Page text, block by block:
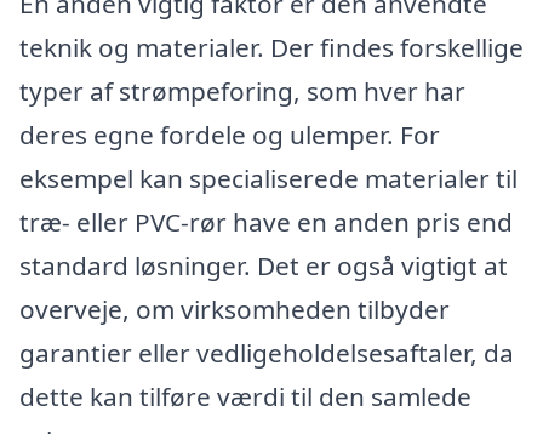
teknik og materialer. Der findes forskellige
typer af strømpeforing, som hver har
deres egne fordele og ulemper. For
eksempel kan specialiserede materialer til
træ- eller PVC-rør have en anden pris end
standard løsninger. Det er også vigtigt at
overveje, om virksomheden tilbyder
garantier eller vedligeholdelsesaftaler, da
dette kan tilføre værdi til den samlede